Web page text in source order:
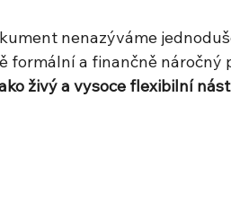
nenazýváme
formální a finančně náročný
živý a vysoce flexibilní